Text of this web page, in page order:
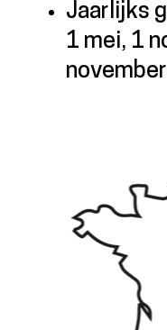
Jaarlijks
1 mei, 1